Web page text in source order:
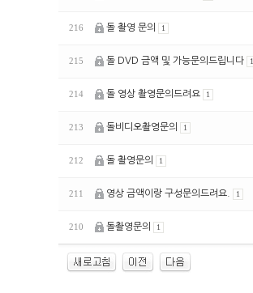
216 돌 촬영 문의 1
215 돌 DVD 금액 및 가능문의드립니다 1
214 돌 영상 촬영문의드려요 1
213 돌비디오촬영문의 1
212 돌 촬영문의 1
211 영상 금액이랑 구성문의드려요. 1
210 돌촬영문의 1